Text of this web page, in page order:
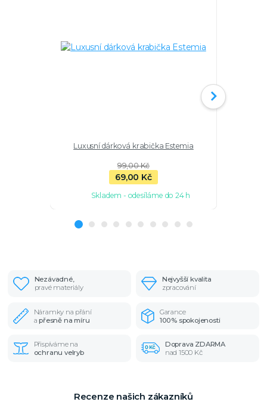
Luxusní dárková krabička Estemia
99,00 Kč
69,00 Kč
Skladem - odesíláme do 24 h
Nezávadné,
pravé materiály
Nejvyšší kvalita
zpracování
Náramky na přání
apřesně na míru
Garance
100% spokojenosti
Přispíváme na
ochranu velryb
Doprava ZDARMA
nad 1500 Kč
Recenze našich zákazníků